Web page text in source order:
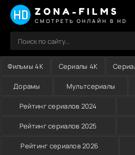
ZONA-FILMS
СМОТРЕТЬ ОНЛАЙН В HD
Фильмы 4K Сериалы 4K
Дорамы Мультсериалы
Рейтинг сериалов 2024
Рейтинг сериалов 2025
Рейтинг сериалов 2026